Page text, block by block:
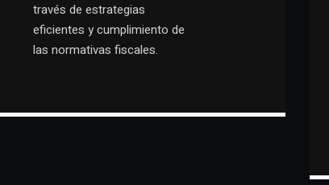
través de estrategias
eficientes y cumplimiento de
las normativas fiscales.